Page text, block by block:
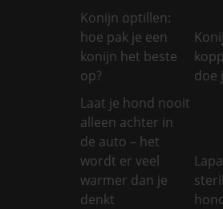
Konijn optillen:
hoe pak je een
konijn het beste
op?
doe
Laat je hond nooit
alleen achter in
de auto – het
wordt er veel
warmer dan je
denkt